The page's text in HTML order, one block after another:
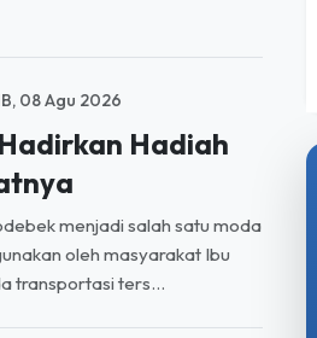
08 Agu 2026
Hadiah
menjadi salah satu moda
oleh masyarakat Ibu
transportasi ters...